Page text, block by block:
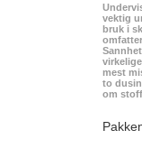
vektig
bruk i
mest
to
om